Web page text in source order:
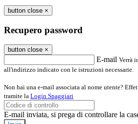
button close ×
Recupero password
button close ×
E-mail Verrà
all'indirizzo indicato con le istruzioni necessarie.
Non hai una e-mail associata al nome utente?
tramite la Login Spaggiari
E-mail inviata, si prega di controllare la